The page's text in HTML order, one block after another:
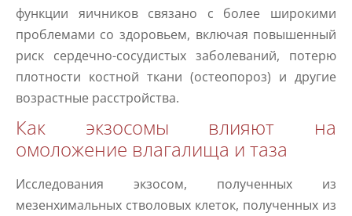
функции яичников связано с более широкими
проблемами со здоровьем, включая повышенный
риск сердечно-сосудистых заболеваний, потерю
плотности костной ткани (остеопороз) и другие
возрастные расстройства.
Как экзосомы влияют на
омоложение влагалища и таза
Исследования экзосом, полученных из
мезенхимальных стволовых клеток, полученных из